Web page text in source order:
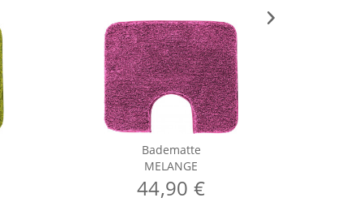
Badematte
MELANGE
44,90 €